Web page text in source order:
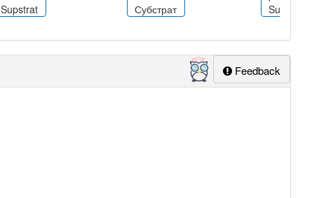
Supstrat
Субстрат
Substrato
Feedback